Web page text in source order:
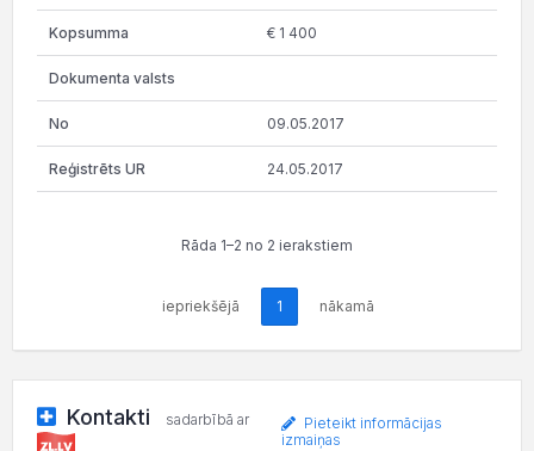
€ 1 400
09.05.2017
24.05.2017
Rāda 1–2 no 2 ierakstiem
iepriekšējā 1 nākamā
Kontakti sadarbībā ar
Pieteikt informācijas
izmaiņas